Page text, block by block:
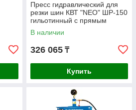
Пресс гидравлический для
резки шин КВТ "NEO" ШР-150
гильотинный с прямым
лезвием 76503
В наличии
326 065 ₸
Купить